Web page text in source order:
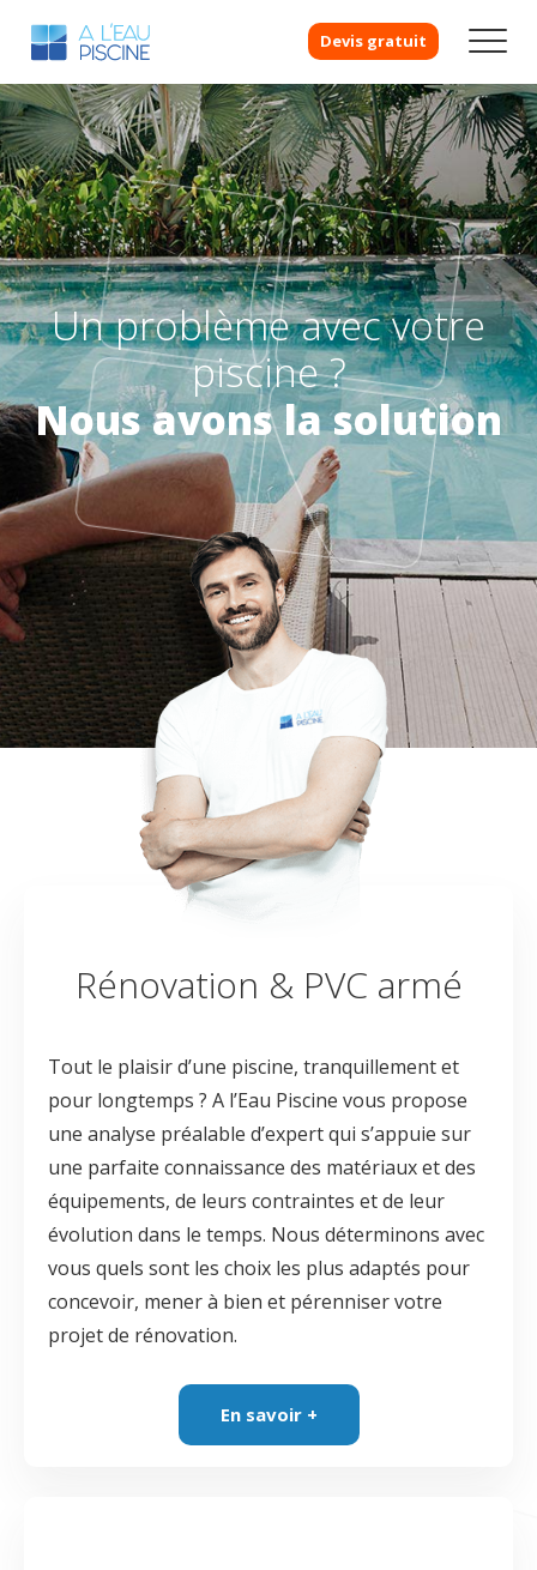
Devis gratuit
Un problème avec votre
piscine ?
Nous avons la solution
Rénovation & PVC armé
Tout le plaisir d’une piscine, tranquillement et
pour longtemps ? A l’Eau Piscine vous propose
une analyse préalable d’expert qui s’appuie sur
une parfaite connaissance des matériaux et des
équipements, de leurs contraintes et de leur
évolution dans le temps. Nous déterminons avec
vous quels sont les choix les plus adaptés pour
concevoir, mener à bien et pérenniser votre
projet de rénovation.
En savoir +